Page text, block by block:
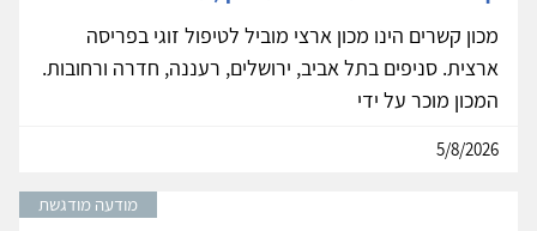
מכון קשרים הינו מכון ארצי מוביל לטיפול זוגי בפריסה
ארצית. סניפים בתל אביב, ירושלים, רעננה, חדרה ורחובות.
המכון מוכר על ידי
5/8/2026
מודעה מודגשת